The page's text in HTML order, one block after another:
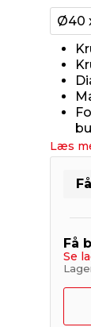
Ø40
Læs
Få
Se